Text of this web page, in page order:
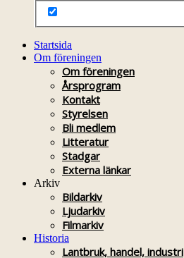
Startsida
Om föreningen
Om föreningen
Årsprogram
Kontakt
Styrelsen
Bli medlem
Litteratur
Stadgar
Externa länkar
Arkiv
Bildarkiv
Ljudarkiv
Filmarkiv
Historia
Lantbruk, handel, industri